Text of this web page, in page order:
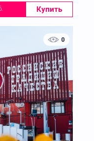
Купить
0